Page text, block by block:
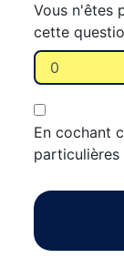
Vous n'êtes
cette
En cochant